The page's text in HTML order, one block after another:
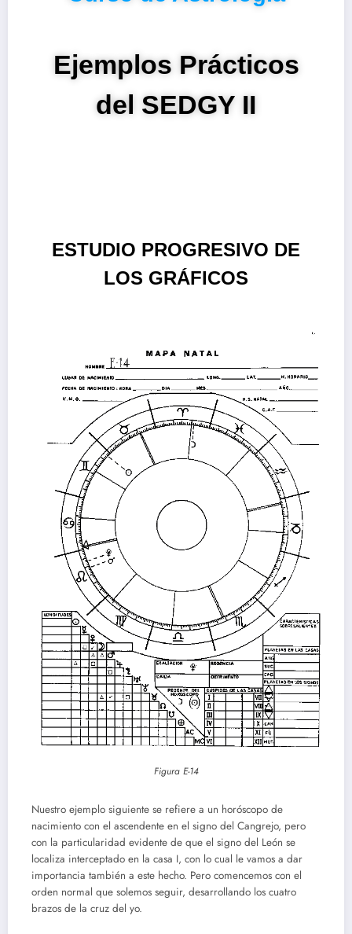
Ejemplos Prácticos
del SEDGY II
ESTUDIO PROGRESIVO DE
LOS GRÁFICOS
Figura E-14
Nuestro ejemplo siguiente se refiere a un horóscopo de
nacimiento con el ascendente en el signo del Cangrejo, pero
con la particularidad evidente de que el signo del León se
localiza interceptado en la casa I, con lo cual le vamos a dar
importancia también a este hecho. Pero comencemos con el
orden normal que solemos seguir, desarrollando los cuatro
brazos de la cruz del yo.